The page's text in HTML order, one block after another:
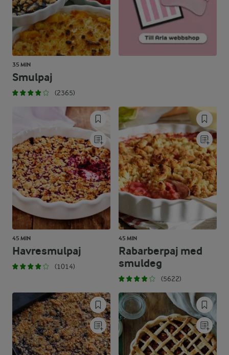
35 MIN
Smulpaj
(2365)
45 MIN
Havresmulpaj
(1014)
45 MIN
Rabarberpaj med
smuldeg
(5622)